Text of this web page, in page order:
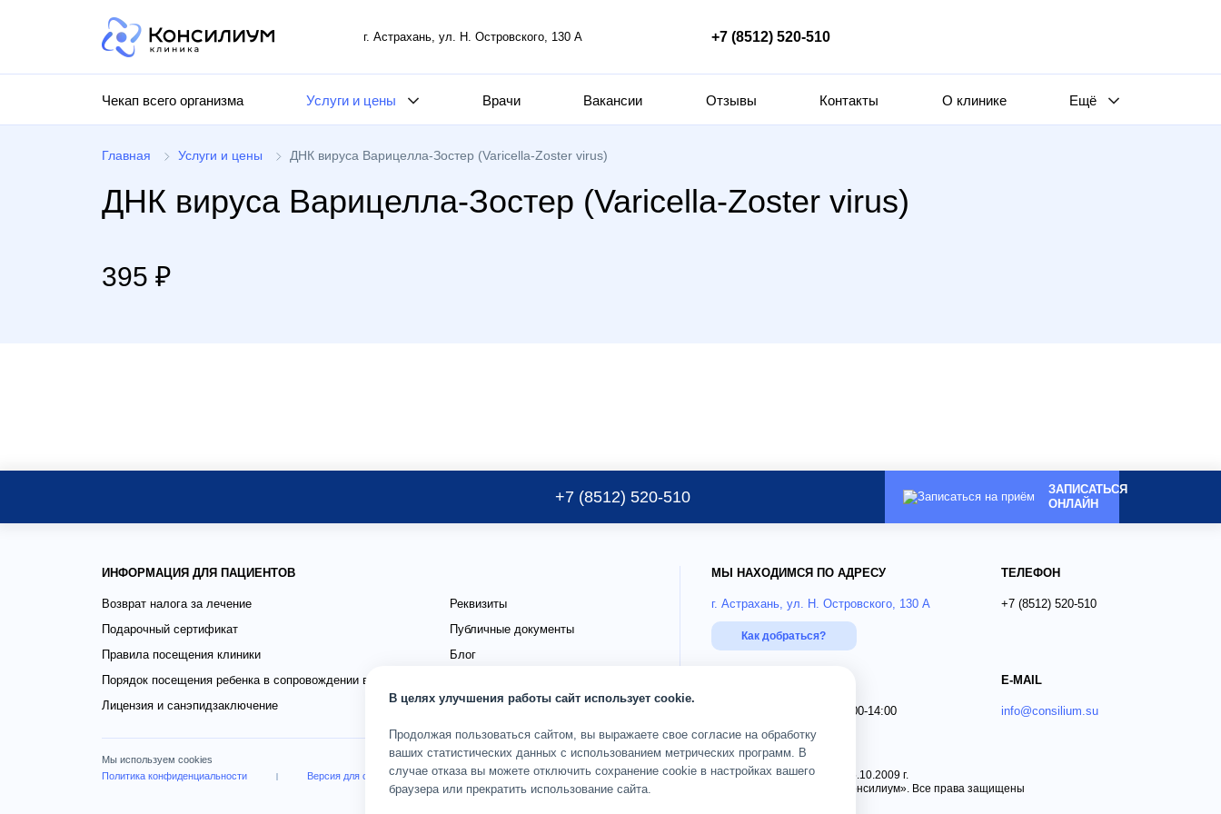
г. Астрахань, ул. Н. Островского, 130 А +7 (8512) 520-510
Чекап всего организма Услуги и цены Врачи Вакансии Отзывы Контакты О клинике Ещё
Главная Услуги и цены ДНК вируса Варицелла-Зостер (Varicella-Zoster virus)
ДНК вируса Варицелла-Зостер (Varicella-Zoster virus)
395 ₽
+7 (8512) 520-510
ЗАПИСАТЬСЯ
ОНЛАЙН
ИНФОРМАЦИЯ ДЛЯ ПАЦИЕНТОВ
Возврат налога за лечение
Подарочный сертификат
Правила посещения клиники
Порядок посещения ребенка в сопровождении взрослого
Лицензия и санэпидзаключение
Реквизиты
Публичные документы
Блог
О клинике
Мы используем cookies
Политика конфиденциальности
Версия для слабовидящих Карта сайта
МЫ НАХОДИМСЯ ПО АДРЕСУ
г. Астрахань, ул. Н. Островского, 130 А
Как добраться?
ТЕЛЕФОН
+7 (8512)520-510
Пн-Сб 08:00-20:00; Вс 09:00-14:00
E-MAIL
info@consilium.su
ОГРН 1093017002583 от 15.10.2009 г.
© 2010 — 2026 Клиника «Консилиум». Все права защищены
В целях улучшения работы сайт использует cookie.
Продолжая пользоваться сайтом, вы выражаете свое согласие на обработку
ваших статистических данных с использованием метрических программ. В
случае отказа вы можете отключить сохранение cookie в настройках вашего
браузера или прекратить использование сайта.